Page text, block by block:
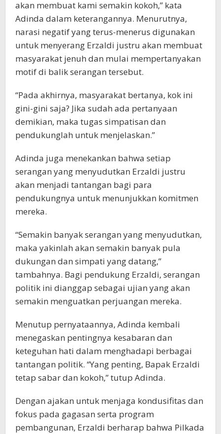
akan membuat kami semakin kokoh,” kata
Adinda dalam keterangannya. Menurutnya,
narasi negatif yang terus-menerus digunakan
untuk menyerang Erzaldi justru akan membuat
masyarakat jenuh dan mulai mempertanyakan
motif di balik serangan tersebut.
“Pada akhirnya, masyarakat bertanya, kok ini
gini-gini saja? Jika sudah ada pertanyaan
demikian, maka tugas simpatisan dan
pendukunglah untuk menjelaskan.”
Adinda juga menekankan bahwa setiap
serangan yang menyudutkan Erzaldi justru
akan menjadi tantangan bagi para
pendukungnya untuk menunjukkan komitmen
mereka.
“Semakin banyak serangan yang menyudutkan,
maka yakinlah akan semakin banyak pula
dukungan dan simpati yang datang,”
tambahnya. Bagi pendukung Erzaldi, serangan
politik ini dianggap sebagai ujian yang akan
semakin menguatkan perjuangan mereka.
Menutup pernyataannya, Adinda kembali
menegaskan pentingnya kesabaran dan
keteguhan hati dalam menghadapi berbagai
tantangan politik. “Yang penting, Bapak Erzaldi
tetap sabar dan kokoh,” tutup Adinda.
Dengan ajakan untuk menjaga kondusifitas dan
fokus pada gagasan serta program
pembangunan, Erzaldi berharap bahwa Pilkada